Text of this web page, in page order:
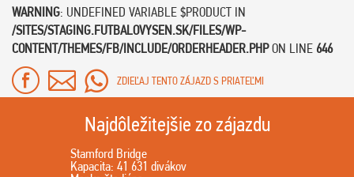
WARNING: UNDEFINED VARIABLE $PRODUCT IN
/SITES/STAGING.FUTBALOVYSEN.SK/FILES/WP-
CONTENT/THEMES/FB/INCLUDE/ORDERHEADER.PHPON LINE 646
ZDIEĽAJ TENTO ZÁJAZD S PRIATEĽMI
Najdôležitejšie zo zájazdu
Stamford Bridge
Kapacita: 41 631 divákov